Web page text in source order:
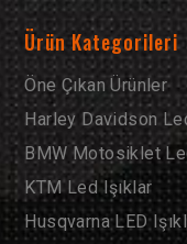
Ürün Kategorileri
Öne Çıkan Ürünler
Harley Davidson
BMW Motosiklet
KTM Led Işıklar
Husqvarna LED